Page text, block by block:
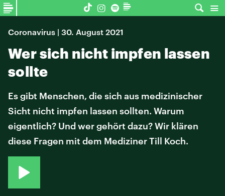
Coronavirus | 30. August 2021
Wer sich nicht impfen lassen
sollte
Es gibt Menschen, die sich aus medizinischer
Sicht nicht impfen lassen sollten. Warum
eigentlich? Und wer gehört dazu? Wir klären
diese Fragen mit dem Mediziner Till Koch.